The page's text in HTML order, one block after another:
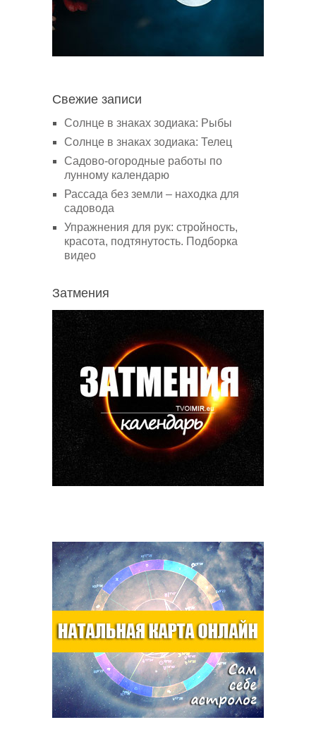
Свежие записи
Солнце в знаках зодиака: Рыбы
Солнце в знаках зодиака: Телец
Садово-огородные работы по
лунному календарю
Рассада без земли – находка для
садовода
Упражнения для рук: стройность,
красота, подтянутость. Подборка
видео
Затмения